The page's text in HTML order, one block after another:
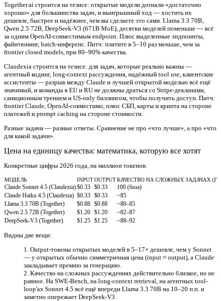
Together.ai строится на тезисе: открытые модели догнали «достаточно
хорошо» для большинства задач, и выигрышный ход — хостить их
дешевле, быстрее и надёжнее, чем вы сделаете это сами. Llama 3.3 70B,
Qwen 2.5 72B, DeepSeek-V3 (671B MoE), десятки моделей поменьше — всё
за одним OpenAI-совместимым endpoint. Плюс выделенные эндпоинты,
файнтюнинг, batch-инференс. Питч: платите в 5–10 раз меньше, чем за
frontier closed models, при 80–90% качества.
Claudexia строится на тезисе: для задач, которые реально важны —
агентный кодинг, long-context рассуждения, надёжный tool use, клиентские
ассистенты — разрыв между Claude и лучшей открытой моделью всё ещё
значимый, и команды в EU и RU не должны драться со Stripe-декланами,
санкционным трением и US-only биллингом, чтобы получить доступ. Питч:
frontier Claude, OpenAI-совместимо, плюс СБП, карты и крипта на стороне
платежей и prompt caching на стороне стоимости.
Разные задачи — разные ответы. Сравнение не про «что лучше», а про «что
для какой задачи».
Цена на единицу качества: математика, которую все хотят
Конкретные цифры 2026 года, на миллион токенов:
МОДЕЛЬ INPUTOUTPUTКАЧЕСТВО НА СЛОЖНЫХ ЗАДАЧАХ
Claude Sonnet 4.5 (Claudexia)$0.33 $0.33
100 (база)
Claude Haiku 4.5 (Claudexia) $0.33 $0.33
~85
Llama 3.3 70B (Together)
$0.88 $0.88
~80–85
Qwen 2.5 72B (Together)
$1.20 $1.20
~82–87
DeepSeek-V3 (Together)
$1.25 $1.25 ~88–92
Видны две вещи:
Output-токены открытых моделей в 5–17× дешевле, чем у Sonnet
— у открытых обычно симметричная цена (input ≈ output), а Claude
закладывает премию за генерацию.
Качество на сложных рассуждениях действительно близкое, но не
равное. На SWE-Bench, на long-context retrieval, на агентных tool-
loop'ах Sonnet 4.5 всё ещё впереди Llama 3.3 70B на 10–20 п.п. и
заметно опережает DeepSeek-V3.